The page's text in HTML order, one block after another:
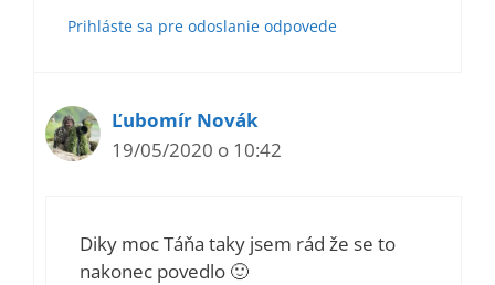
Prihláste sa pre odoslanie odpovede
Ľubomír Novák
19/05/2020 o 10:42
Diky moc Táňa taky jsem rád že se to
nakonec povedlo 🙂